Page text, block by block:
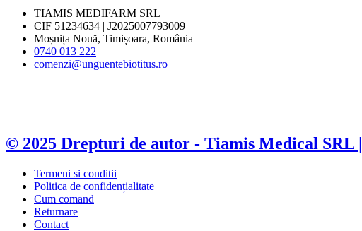
TIAMIS MEDIFARM SRL
CIF 51234634 | J2025007793009
Moșnița Nouă, Timișoara, România
0740 013 222
comenzi@unguentebiotitus.ro
© 2025 Drepturi de autor - Tiamis Medical SRL |
Termeni si conditii
Politica de confidențialitate
Cum comand
Returnare
Contact